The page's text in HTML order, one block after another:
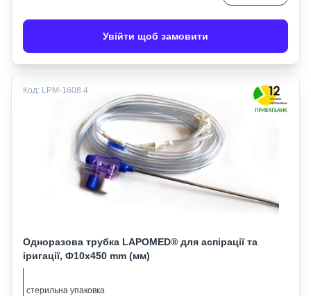
Увійти щоб замовити
Код: LPM-1608.4
Одноразова трубка LAPOMED® для аспірації та
іригації, Ф10х450 mm (мм)
стерильна упаковка